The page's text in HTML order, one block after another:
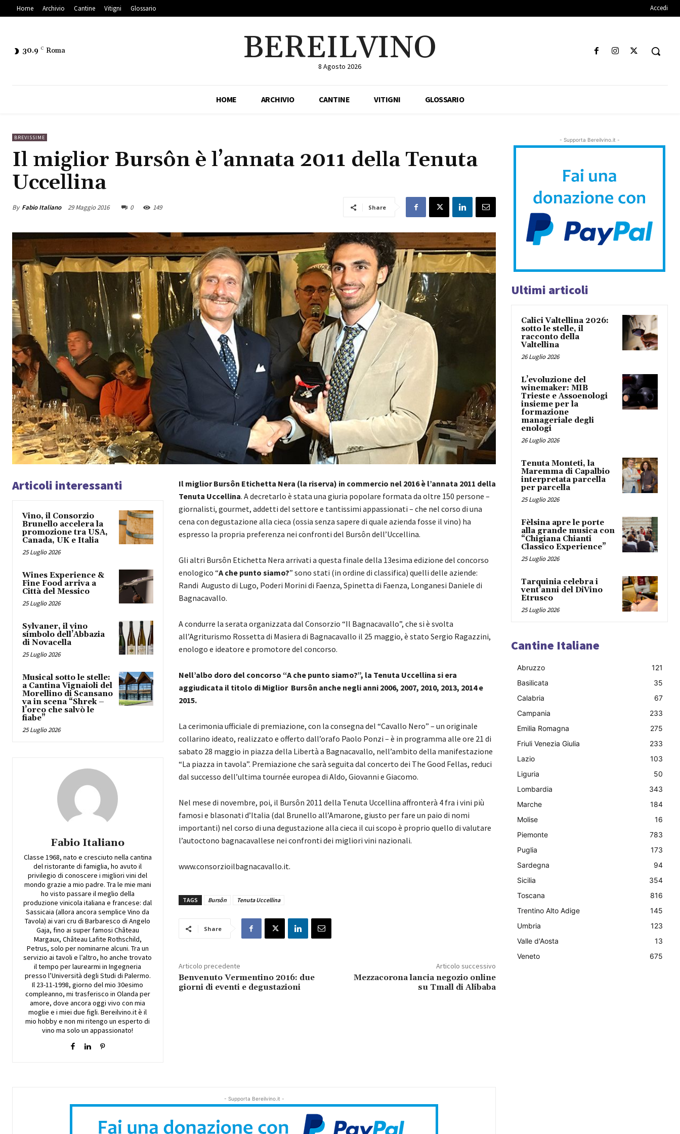
Home Archivio Cantine Vitigni Glossario Accedi
30.9 C Roma BEREILVINO
8 Agosto 2026
HOME ARCHIVIO CANTINE VITIGNI GLOSSARIO
BREVISSIME
Il miglior Bursôn è l’annata 2011 della Tenuta
Uccellina
By Fabio Italiano 29 Maggio 2016 0 149 Share
Articoli interessanti
Vino, il Consorzio
Brunello accelera la
promozione tra USA,
Canada, UK e Italia
25 Luglio 2026
Wines Experience &
Fine Food arriva a
Città del Messico
25 Luglio 2026
Sylvaner, il vino
simbolo dell’Abbazia
di Novacella
25 Luglio 2026
Musical sotto le stelle:
a Cantina Vignaioli del
Morellino di Scansano
va in scena “Shrek –
l’orco che salvò le
fiabe”
25 Luglio 2026
Fabio Italiano
Classe 1968, nato e cresciuto nella cantina
del ristorante di famiglia, ho avuto il
privilegio di conoscere i migliori vini del
mondo grazie a mio padre. Tra le mie mani
ho visto passare il meglio della
produzione vinicola italiana e francese: dal
Sassicaia (allora ancora semplice Vino da
Tavola) ai vari cru di Barbaresco di Angelo
Gaja, fino ai super famosi Château
Margaux, Château Lafite Rothschild,
Petrus, solo per nominarne alcuni. Tra un
servizio ai tavoli e l’altro, ho anche trovato
il tempo per laurearmi in Ingegneria
presso l’Università degli Studi di Palermo.
Il 23-11-1998, giorno del mio 30esimo
compleanno, mi trasferisco in Olanda per
amore, dove ancora oggi vivo con mia
moglie e i miei due figli. Bereilvino.it è il
mio hobby e non mi ritengo un esperto di
vino ma solo un appassionato!
Il miglior Bursôn Etichetta Nera (la riserva) in commercio nel 2016 è l’annata 2011 della
Tenuta Uccellina. A decretarlo è stata una giuria popolare formata da oltre 150 persone –
giornalisti, gourmet, addetti del settore e tantissimi appassionati – che nel corso di una
cena con degustazione alla cieca (ossia senza sapere di quale azienda fosse il vino) ha
espresso la propria preferenza nei confronti del Bursôn dell’Uccellina.
Gli altri Bursôn Etichetta Nera arrivati a questa finale della 13esima edizione del concorso
enologico “A che punto siamo?” sono stati (in ordine di classifica) quelli delle aziende:
Randi Augusto di Lugo, Poderi Morini di Faenza, Spinetta di Faenza, Longanesi Daniele di
Bagnacavallo.
A condurre la serata organizzata dal Consorzio “Il Bagnacavallo”, che si è svolta
all’Agriturismo Rossetta di Masiera di Bagnacavallo il 25 maggio, è stato Sergio Ragazzini,
enologo e ideatore e promotore del concorso.
Nell’albo doro del concorso “A che punto siamo?”, la Tenuta Uccellina si era
aggiudicata il titolo di Miglior Bursôn anche negli anni 2006, 2007, 2010, 2013, 2014 e
2015.
La cerimonia ufficiale di premiazione, con la consegna del “Cavallo Nero” – un originale
collarino ideato, realizzato e offerto dall’orafo Paolo Ponzi – è in programma alle ore 21 di
sabato 28 maggio in piazza della Libertà a Bagnacavallo, nell’ambito della manifestazione
“La piazza in tavola”. Premiazione che sarà seguita dal concerto dei The Good Fellas, reduci
dal successo dell’ultima tournée europea di Aldo, Giovanni e Giacomo.
Nel mese di novembre, poi, il Bursôn 2011 della Tenuta Uccellina affronterà 4 fra i vini più
famosi e blasonati d’Italia (dal Brunello all’Amarone, giusto per fare un paio di nomi
importanti) nel corso di una degustazione alla cieca il cui scopo è proprio quello di valutare
l’autoctono bagnacavallese nei confronti dei migliori vini nazionali.
www.consorzioilbagnacavallo.it.
TAGS Bursôn Tenuta Uccellina
Share
Articolo precedente
Benvenuto Vermentino 2016: due
giorni di eventi e degustazioni
Articolo successivo
Mezzacorona lancia negozio online
su Tmall di Alibaba
- Supporta Bereilvino.it -
- Supporta Bereilvino.it -
Ultimi articoli
Calici Valtellina 2026:
sotto le stelle, il
racconto della
Valtellina
26 Luglio 2026
L’evoluzione del
winemaker: MIB
Trieste e Assoenologi
insieme per la
formazione
manageriale degli
enologi
26 Luglio 2026
Tenuta Monteti, la
Maremma di Capalbio
interpretata parcella
per parcella
25 Luglio 2026
Fèlsina apre le porte
alla grande musica con
“Chigiana Chianti
Classico Experience”
25 Luglio 2026
Tarquinia celebra i
vent’anni del DiVino
Etrusco
25 Luglio 2026
Cantine Italiane
Abruzzo
121
Basilicata
35
Calabria
67
Campania
233
Emilia Romagna
275
Friuli Venezia Giulia
233
Lazio
103
Liguria
50
Lombardia
343
Marche
184
Molise
16
Piemonte
783
Puglia
173
Sardegna
94
Sicilia
354
Toscana
816
Trentino Alto Adige
145
Umbria
123
Valle d'Aosta
13
Veneto
675